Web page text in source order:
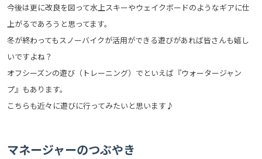
今後は更に改良を図って水上スキーやウェイクボードのようなギアに仕
上がるであろうと思ってます。
冬が終わってもスノーバイクが活用ができる遊びがあれば皆さんも嬉し
いですよね？
オフシーズンの遊び（トレーニング）でといえば『ウォータージャン
プ』もあります。
こちらも近々に遊びに行ってみたいと思います♪
マネージャーのつぶやき